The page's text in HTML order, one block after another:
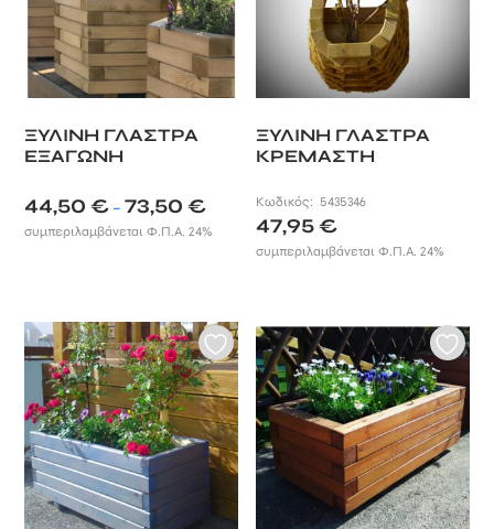
ΞΥΛΙΝΗ ΓΛΑΣΤΡΑ
ΕΞΑΓΩΝΗ
44,50€ – 73,50€
range:
συμπεριλαμβάνεται Φ.Π.Α. 24%
ΞΥΛΙΝΗ ΓΛΑΣΤΡΑ
ΚΡΕΜΑΣΤΗ
Κωδικός: 5435346
47,95€
συμπεριλαμβάνεται Φ.Π.Α. 24%